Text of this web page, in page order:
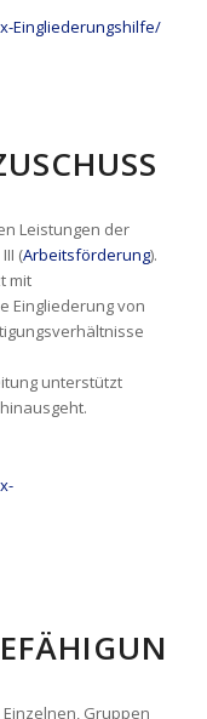
Eingliederungshilfe/
Leistungen der
(Arbeitsförderung).
mit
Eingliederung von
unterstützt
Gruppen